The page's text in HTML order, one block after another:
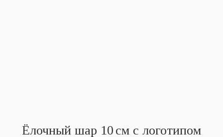
Ёлочный шар 10 см с логотипом